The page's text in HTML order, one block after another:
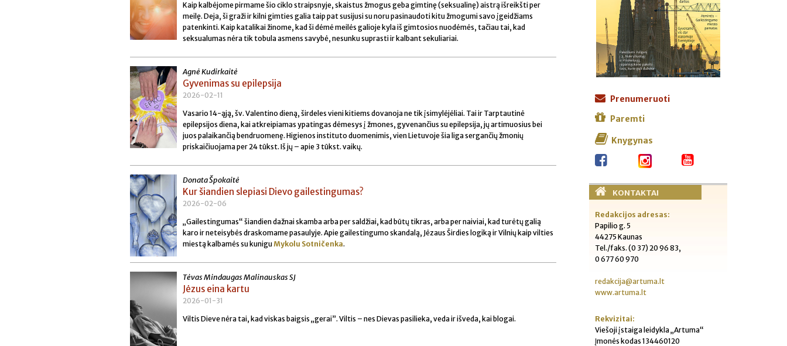
Kaip kalbėjome pirmame šio ciklo straipsnyje, skaistus žmogus geba gimtinę (seksualinę) aistrą išreikšti per
meilę. Deja, ši graži ir kilni gimties galia taip pat susijusi su noru pasinaudoti kitu žmogumi savo įgeidžiams
patenkinti. Kaip katalikai žinome, kad ši dėmė meilės galioje kyla iš gimtosios nuodėmės, tačiau tai, kad
seksualumas nėra tik tobula asmens savybė, nesunku suprasti ir kalbant sekuliariai.
Agnė Kudirkaitė
Gyvenimas su epilepsija
2026-02-11
Vasario 14-ąją, šv. Valentino dieną, širdeles vieni kitiems dovanoja ne tik įsimylėjėliai. Tai ir Tarptautinė
epilepsijos diena, kai atkreipiamas ypatingas dėmesys į žmones, gyvenančius su epilepsija, jų artimuosius bei
juos palaikančią bendruomenę. Higienos instituto duomenimis, vien Lietuvoje šia liga sergančių žmonių
priskaičiuojama per 24 tūkst. Iš jų – apie 3 tūkst. vaikų.
Donata Špokaitė
Kur šiandien slepiasi Dievo gailestingumas?
2026-02-06
„Gailestingumas“ šiandien dažnai skamba arba per saldžiai, kad būtų tikras, arba per naiviai, kad turėtų galią
karo ir neteisybės draskomame pasaulyje. Apie gailestingumo skandalą, Jėzaus Širdies logiką ir Vilnių kaip vilties
miestą kalbamės su kuniguMykolu Sotničenka.
Tėvas Mindaugas Malinauskas SJ
Jėzus eina kartu
2026-01-31
Viltis Dieve nėra tai, kad viskas baigsis „gerai”. Viltis – nes Dievas pasilieka, veda ir išveda, kai blogai.
Prenumeruoti
Paremti
Knygynas
KONTAKTAI
Redakcijos adresas:
Papilio g. 5
44275 Kaunas
Tel./faks. (0 37) 20 96 83,
0 677 60 970
redakcija@artuma.lt
www.artuma.lt
Rekvizitai:
Viešoji įstaiga leidykla „Artuma“
Įmonės kodas 134460120